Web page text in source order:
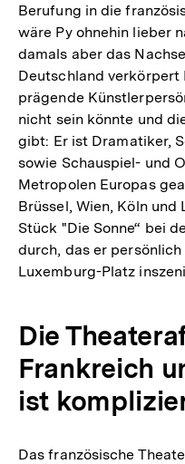
Berufung in die
wäre Py ohnehin lieber
damals aber das
Deutschland verkörpert
prägende
nicht sein könnte und
gibt: Er ist Dramatiker,
sowie Schauspiel- und
Metropolen Europas
Brüssel, Wien, Köln und
Stück "Die Sonne“ bei
durch, das er
Luxemburg-Platz
Die
Frankreich
ist
Das französische